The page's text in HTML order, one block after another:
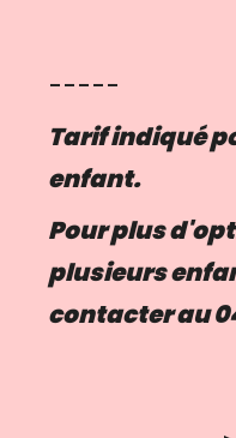
-----
Tarif indiqué
enfant.
Pour plus
plusieurs
contacter au